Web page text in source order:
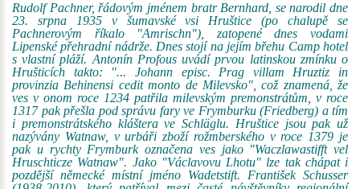
Rudolf Pachner, řádovým jménem bratr Bernhard, se narodil dne
23. srpna 1935 v šumavské vsi Hruštice (po chalupě se
Pachnerovým říkalo "Amrischn"), zatopené dnes vodami
Lipenské přehradní nádrže. Dnes stojí na jejím břehu Camp hotel
s vlastní pláží. Antonín Profous uvádí prvou latinskou zmínku o
Hrušticích takto: "... Johann episc. Prag villam Hruztiz in
provinzia Behinensi cedit monto de Milevsko", což znamená, že
ves v onom roce 1234 patřila milevským premonstrátům, v roce
1317 pak přešla pod správu fary ve Frymburku (Friedberg) a tím
i premonstrátského kláštera ve Schläglu. Hruštice jsou pak už
nazývány Watnaw, v urbáři zboží rožmberského v roce 1379 je
pak u rychty Frymburk označena ves jako "Waczlawastifft vel
Hruschticze Watnaw". Jako "Václavovu Lhotu" lze tak chápat i
pozdější německé místní jméno Wadetstift. František Schusser